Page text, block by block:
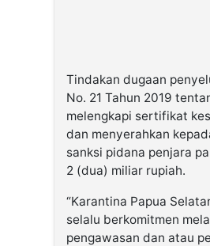
Tindakan dugaan
No. 21 Tahun 2019
melengkapi sertifikat
dan menyerahkan
sanksi pidana penjara
2 (dua) miliar rupiah.
“Karantina Papua
selalu berkomitmen
pengawasan dan atau